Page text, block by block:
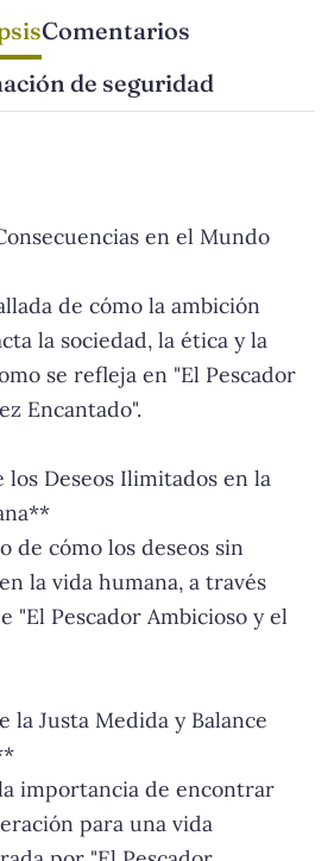
Comentarios
de seguridad
en el Mundo
de cómo la ambición
la sociedad, la ética y la
se refleja en "El Pescador
Encantado".
los Deseos Ilimitados en la
de cómo los deseos sin
la vida humana, a través
"El Pescador Ambicioso y el
la Justa Medida y Balance
importancia de encontrar
para una vida